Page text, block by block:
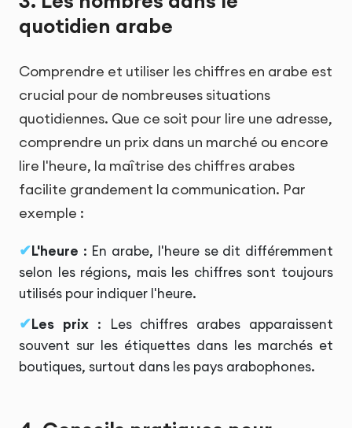
quotidien arabe
Comprendre et utiliser les chiffres en arabe est
crucial pour de nombreuses situations
quotidiennes. Que ce soit pour lire une adresse,
comprendre un prix dans un marché ou encore
lire l'heure, la maîtrise des chiffres arabes
facilite grandement la communication. Par
exemple :
L'heure : En arabe, l'heure se dit différemment
selon les régions, mais les chiffres sont toujours
utilisés pour indiquer l'heure.
Les prix: Les chiffres arabes apparaissent
souvent sur les étiquettes dans les marchés et
boutiques, surtout dans les pays arabophones.